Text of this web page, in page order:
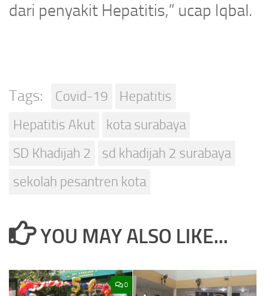
dari penyakit Hepatitis,” ucap Iqbal.
Tags: Covid-19
Hepatitis
Hepatitis Akut
kota surabaya
SD Khadijah 2
sd khadijah 2 surabaya
sekolah pesantren kota
YOU MAY ALSO LIKE...
0